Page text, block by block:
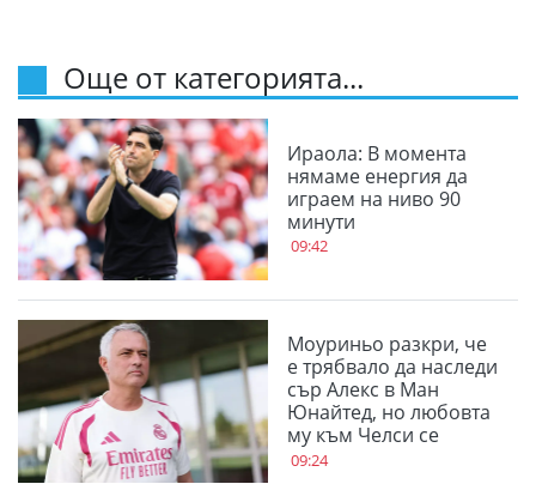
Още от категорията...
Ираола: В момента
нямаме енергия да
играем на ниво 90
минути
09:42
Моуриньо разкри, че
е трябвало да наследи
сър Алекс в Ман
Юнайтед, но любовта
му към Челси се
оказала по-силна
09:24